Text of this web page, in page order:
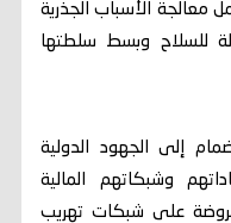
معالجة الأسباب الجذرية
للسلاح وبسط سلطتها
إلى الجهود الدولية
وشبكاتهم المالية
على شبكات تهريب